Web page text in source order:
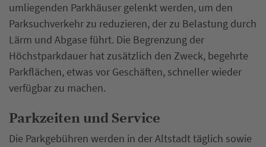
umliegenden Parkhäuser gelenkt werden, um den
Parksuchverkehr zu reduzieren, der zu Belastung durch
Lärm und Abgase führt. Die Begrenzung der
Höchstparkdauer hat zusätzlich den Zweck, begehrte
Parkflächen, etwas vor Geschäften, schneller wieder
verfügbar zu machen.
Parkzeiten und Service
Die Parkgebühren werden in der Altstadt täglich sowie